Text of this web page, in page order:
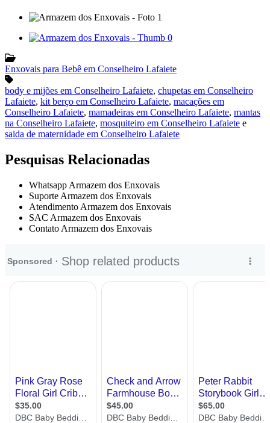
Enxovais para Bebê em Conselheiro Lafaiete
body e mijões em Conselheiro Lafaiete, chupetas em Conselheiro
Lafaiete, kit berço em Conselheiro Lafaiete, macações em
Conselheiro Lafaiete, mamadeiras em Conselheiro Lafaiete, mantas
na Conselheiro Lafaiete, mosquiteiro em Conselheiro Lafaiete e
saida de maternidade em Conselheiro Lafaiete
Pesquisas Relacionadas
Whatsapp Armazem dos Enxovais
Suporte Armazem dos Enxovais
Atendimento Armazem dos Enxovais
SAC Armazem dos Enxovais
Contato Armazem dos Enxovais